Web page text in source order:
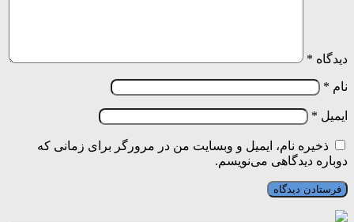
دیدگاه *
نام *
ایمیل *
ذخیره نام، ایمیل و وبسایت من در مرورگر برای زمانی که
دوباره دیدگاهی می‌نویسم.